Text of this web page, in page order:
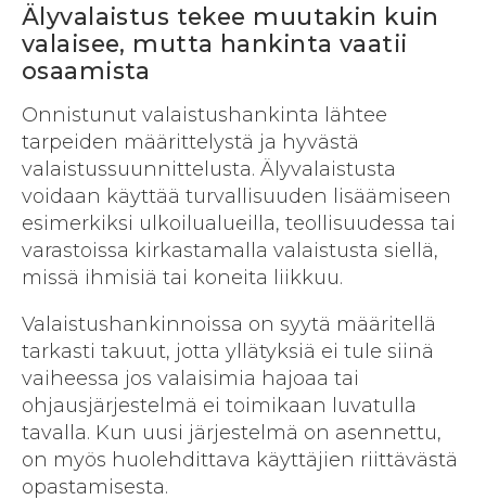
Älyvalaistus tekee muutakin kuin
valaisee, mutta hankinta vaatii
osaamista
Onnistunut valaistushankinta lähtee
tarpeiden määrittelystä ja hyvästä
valaistussuunnittelusta. Älyvalaistusta
voidaan käyttää turvallisuuden lisäämiseen
esimerkiksi ulkoilualueilla, teollisuudessa tai
varastoissa kirkastamalla valaistusta siellä,
missä ihmisiä tai koneita liikkuu.
Valaistushankinnoissa on syytä määritellä
tarkasti takuut, jotta yllätyksiä ei tule siinä
vaiheessa jos valaisimia hajoaa tai
ohjausjärjestelmä ei toimikaan luvatulla
tavalla. Kun uusi järjestelmä on asennettu,
on myös huolehdittava käyttäjien riittävästä
opastamisesta.